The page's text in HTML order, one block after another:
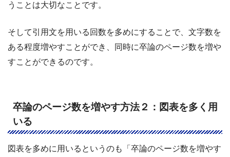
うことは大切なことです。
そして引用文を用いる回数を多めにすることで、文字数を
ある程度増やすことができ、同時に卒論のページ数を増や
すことができるのです。
卒論のページ数を増やす方法２：図表を多く用
いる
図表を多めに用いるというのも「卒論のページ数を増やす